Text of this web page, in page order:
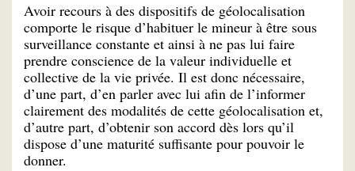
Avoir recours à des dispositifs de géolocalisation
comporte le risque d’habituer le mineur à être sous
surveillance constante et ainsi à ne pas lui faire
prendre conscience de la valeur individuelle et
collective de la vie privée. Il est donc nécessaire,
d’une part, d’en parler avec lui afin de l’informer
clairement des modalités de cette géolocalisation et,
d’autre part, d’obtenir son accord dès lors qu’il
dispose d’une maturité suffisante pour pouvoir le
donner.